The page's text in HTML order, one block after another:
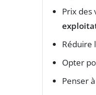
Prix des
Réduire
Opter
Penser